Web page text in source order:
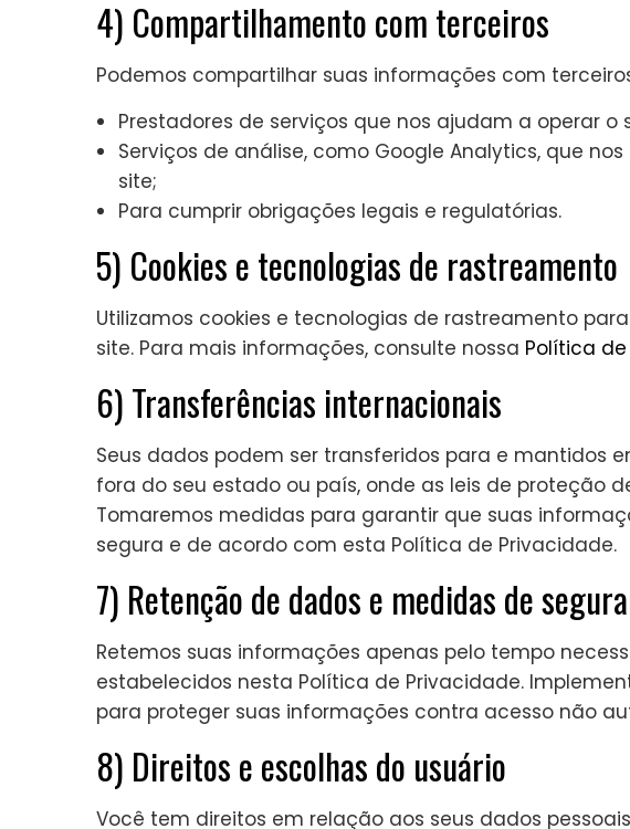
4) Compartilhamento com terceiros
Podemos compartilhar suas informações com
Prestadores de serviços que nos ajudam a operar o
Serviços de análise, como Google Analytics, que
site;
Para cumprir obrigações legais e regulatórias.
5) Cookies e tecnologias de rastreamento
Utilizamos cookies e tecnologias de rastreamento
site. Para mais informações, consulte nossa Política de
6) Transferências internacionais
Seus dados podem ser transferidos para e mantidos
fora do seu estado ou país, onde as leis de proteção
Tomaremos medidas para garantir que suas
segura e de acordo com esta Política de Privacidade.
7) Retenção de dados e medidas de
Retemos suas informações apenas pelo tempo
estabelecidos nesta Política de Privacidade.
para proteger suas informações contra acesso não
8) Direitos e escolhas do usuário
Você tem direitos em relação aos seus dados